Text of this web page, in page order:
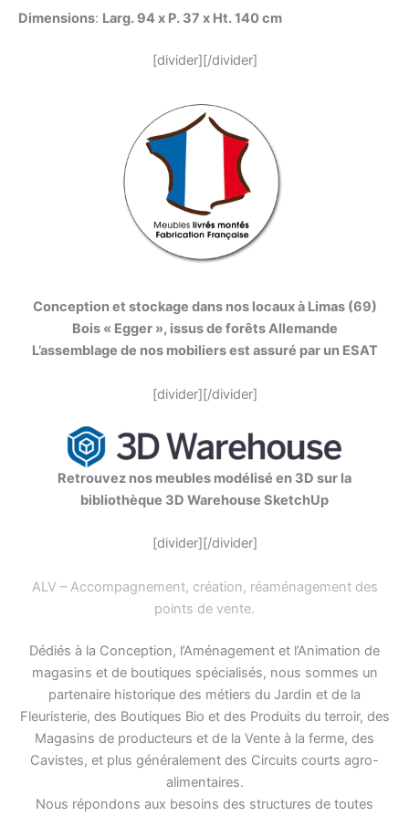
Dimensions: Larg. 94 x P. 37 x Ht. 140 cm
[divider][/divider]
Conception et stockage dans nos locaux à Limas (69)
Bois « Egger », issus de forêts Allemande
L’assemblage de nos mobiliers est assuré par un ESAT
[divider][/divider]
Retrouvez nos meubles modélisé en 3D sur la
bibliothèque 3D Warehouse SketchUp
[divider][/divider]
ALV – Accompagnement, création, réaménagement des
points de vente.
Dédiés à la Conception, l’Aménagement et l’Animation de
magasins et de boutiques spécialisés, nous sommes un
partenaire historique des métiers du Jardin et de la
Fleuristerie, des Boutiques Bio et des Produits du terroir, des
Magasins de producteurs et de la Vente à la ferme, des
Cavistes, et plus généralement des Circuits courts agro-
alimentaires.
Nous répondons aux besoins des structures de toutes